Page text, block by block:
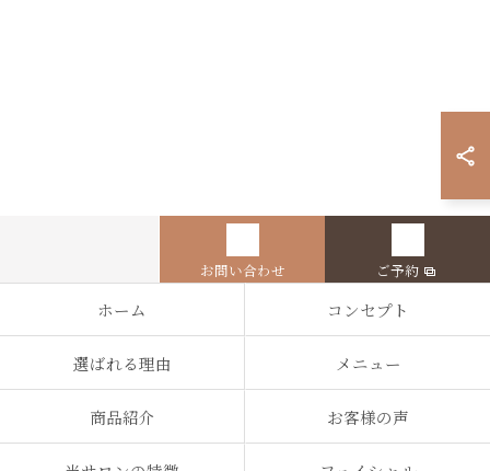
お問い合わせ ご予約
ホーム コンセプト
選ばれる理由 メニュー
商品紹介 お客様の声